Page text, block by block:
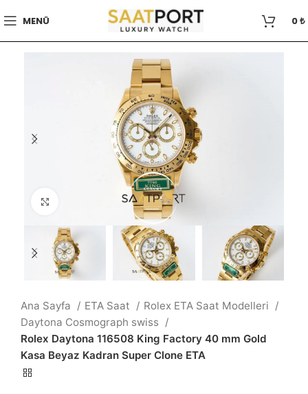
MENÜ 0₺
Büyütmek için tıklayın
Ana Sayfa ETA Saat
Rolex ETA Saat Modelleri
Daytona Cosmograph swiss
Rolex Daytona 116508 King Factory 40 mm Gold
Kasa Beyaz Kadran Super Clone ETA